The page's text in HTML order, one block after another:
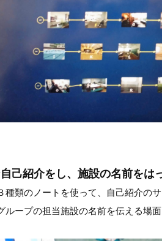
己紹介をし、施設の名前をは
種類のノートを使って、自己紹介の
ループの担当施設の名前を伝える場